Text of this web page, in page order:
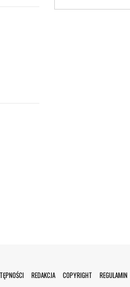
REDAKCJA COPYRIGHT REGULAMIN